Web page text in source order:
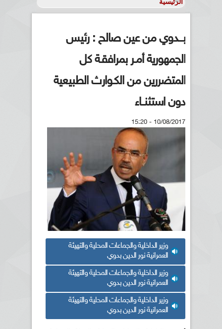
بـــدوي من عين صالح : رئيس
الجمهورية أمـر بمرافقـة كل
المتضررين من الكـوارث الطبيعية
دون استثنــاء
10/08/2017 - 15:20
وزير الداخلية والجماعات المحلية والتهيئة
العمرانية نور الدين بدوي
وزير الداخلية والجماعات المحلية والتهيئة
العمرانية نور الدين بدوي
وزير الداخلية والجماعات المحلية والتهيئة
العمرانية نور الدين بدوي